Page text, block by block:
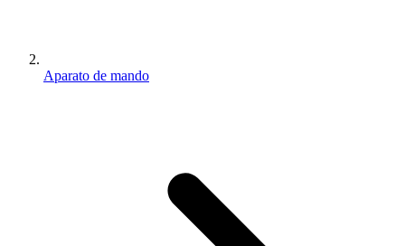
Aparato de mando